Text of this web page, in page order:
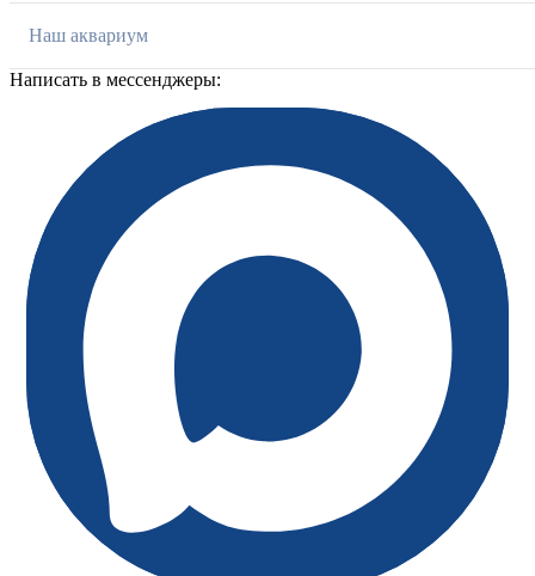
Наш аквариум
Написать в мессенджеры: